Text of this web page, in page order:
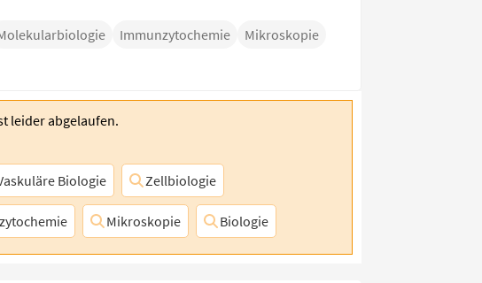
Immunzytochemie
Mikroskopie
leider abgelaufen.
Biologie Zellbiologie
Mikroskopie Biologie